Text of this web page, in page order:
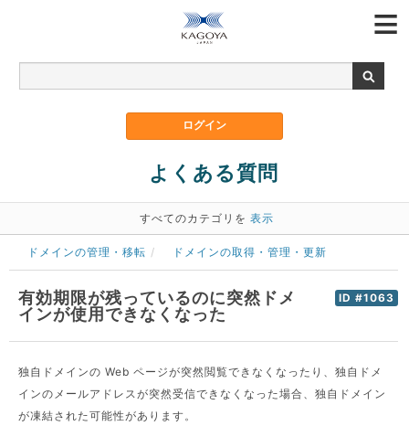
よくある質問
すべてのカテゴリを 表示
ドメインの管理・移転 ドメインの取得・管理・更新
ID #1063
有効期限が残っているのに突然ドメ
インが使用できなくなった
独自ドメインの Web ページが突然閲覧できなくなったり、独自ドメ
インのメールアドレスが突然受信できなくなった場合、独自ドメイン
が凍結された可能性があります。